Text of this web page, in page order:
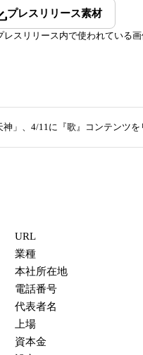
プレスリリース素材
レスリリース内で使われている
」、4/11に『歌』コンテンツを
URL
業種
本社所在地
電話番号
代表者名
上場
資本金